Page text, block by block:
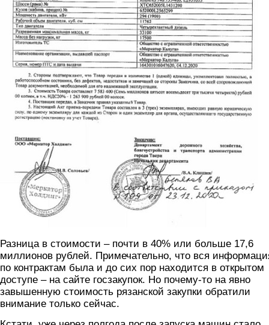
Разница в стоимости – почти в 40% или больше 17,6
миллионов рублей. Примечательно, что вся
по контрактам была и до сих пор находится в открытом
доступе – на сайте госзакупок. Но почему-то на явно
завышенную стоимость рязанской закупки обратили
внимание только сейчас.